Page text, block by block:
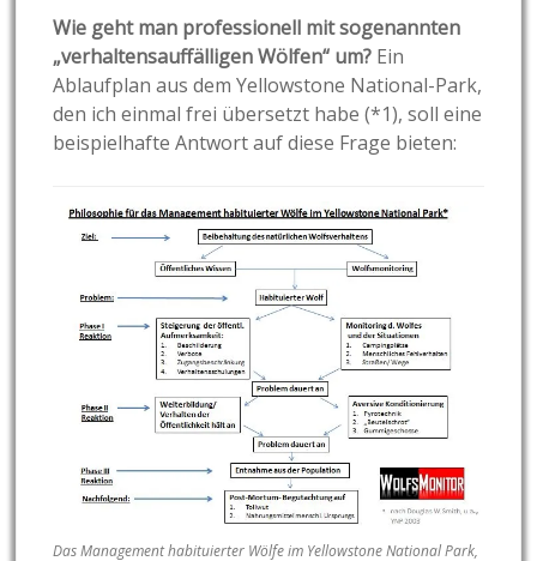
Wie geht man professionell mit sogenannten
„verhaltensauffälligen Wölfen“ um? Ein
Ablaufplan aus dem Yellowstone National-Park,
den ich einmal frei übersetzt habe (*1), soll eine
beispielhafte Antwort auf diese Frage bieten:
Das Management habituierter Wölfe im Yellowstone National Park,